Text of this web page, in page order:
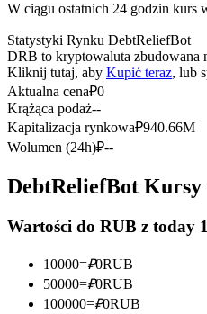
Kontrakty terminowe na
Kontrakty futures
W ciągu ostatnich 24 godzin kurs
Statystyki Rynku DebtReliefBot
DRB to kryptowaluta zbudowana
Kliknij tutaj, aby Kupić teraz, lub
Aktualna cena₽0
Krążąca podaż--
Kapitalizacja rynkowa₽940.66M
Wolumen (24h)₽--
DebtReliefBot
Wartości do RUB z today
10000=₽0RUB
50000=₽0RUB
100000=₽0RUB